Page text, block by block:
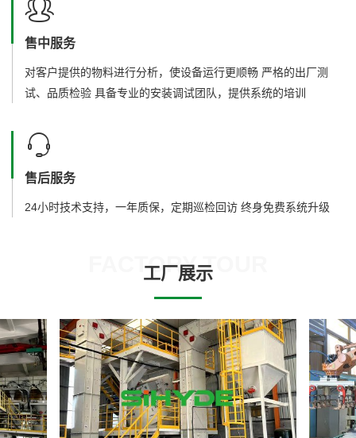
售中服务
对客户提供的物料进行分析，使设备运行更顺畅 严格的出厂测
试、品质检验 具备专业的安装调试团队，提供系统的培训
售后服务
24小时技术支持，一年质保，定期巡检回访 终身免费系统升级
FACTORY TOUR
工厂展示